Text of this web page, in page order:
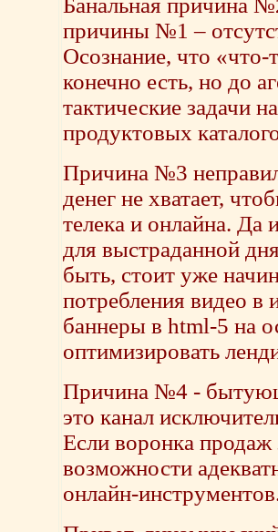
Банальная причина
причины №1 –
Осознание, что
конечно есть, но до
тактические задачи
продуктовых
Причина №3
денег не хватает,
телека и онлайна. Да
для выстраданной
быть, стоит уже
потребления видео в
баннеры в html-5 на
оптимизировать
Причина №4 -
это канал
Если воронка продаж
возможности
онлайн-